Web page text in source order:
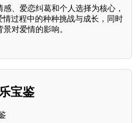
、爱恋纠葛和个人选择为核心，
过程中的种种挑战与成长，同时
对爱情的影响。
宝鉴